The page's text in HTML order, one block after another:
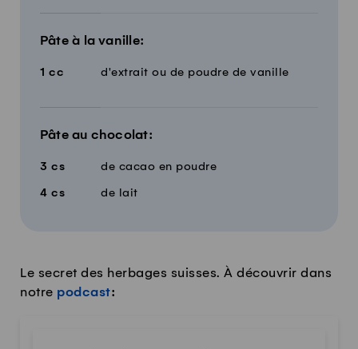
Pâte à la vanille:
1 cc d'extrait ou de poudre de vanille
Pâte au chocolat:
3 cs de cacao en poudre
4 cs de lait
Le secret des herbages suisses. À découvrir dans
notre podcast: